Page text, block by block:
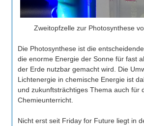
Zweitopfzelle zur Photosynthese
Die Photosynthese ist die
die enorme Energie der Sonne für fast
der Erde nutzbar gemacht wird. Die
Lichtenergie in chemische Energie ist
und zukunftsträchtiges Thema auch für
Chemieunterricht.
Nicht erst seit Friday for Future liegt in